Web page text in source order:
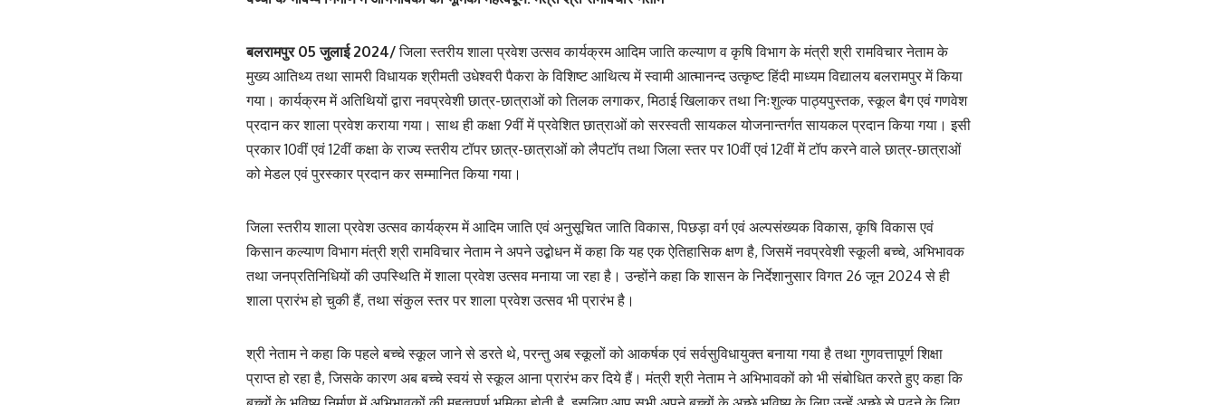
बलरामपुर 05 जुलाई 2024/जिला स्तरीय शाला प्रवेश उत्सव कार्यक्रम आदिम जाति कल्याण व कृषि विभाग के मंत्री श्री रामविचार नेताम के
मुख्य आतिथ्य तथा सामरी विधायक श्रीमती उधेश्वरी पैकरा के विशिष्ट आथित्य में स्वामी आत्मानन्द उत्कृष्ट हिंदी माध्यम विद्यालय बलरामपुर में किया
गया। कार्यक्रम में अतिथियों द्वारा नवप्रवेशी छात्र-छात्राओं को तिलक लगाकर, मिठाई खिलाकर तथा निःशुल्क पाठ्यपुस्तक, स्कूल बैग एवं गणवेश
प्रदान कर शाला प्रवेश कराया गया। साथ ही कक्षा 9वीं में प्रवेशित छात्राओं को सरस्वती सायकल योजनान्तर्गत सायकल प्रदान किया गया। इसी
प्रकार 10वीं एवं 12वीं कक्षा के राज्य स्तरीय टॉपर छात्र-छात्राओं को लैपटॉप तथा जिला स्तर पर 10वीं एवं 12वीं में टॉप करने वाले छात्र-छात्राओं
को मेडल एवं पुरस्कार प्रदान कर सम्मानित किया गया।
जिला स्तरीय शाला प्रवेश उत्सव कार्यक्रम में आदिम जाति एवं अनुसूचित जाति विकास, पिछड़ा वर्ग एवं अल्पसंख्यक विकास, कृषि विकास एवं
किसान कल्याण विभाग मंत्री श्री रामविचार नेताम ने अपने उद्बोधन में कहा कि यह एक ऐतिहासिक क्षण है, जिसमें नवप्रवेशी स्कूली बच्चे, अभिभावक
तथा जनप्रतिनिधियों की उपस्थिति में शाला प्रवेश उत्सव मनाया जा रहा है। उन्होंने कहा कि शासन के निर्देशानुसार विगत 26 जून 2024 से ही
शाला प्रारंभ हो चुकी हैं, तथा संकुल स्तर पर शाला प्रवेश उत्सव भी प्रारंभ है।
श्री नेताम ने कहा कि पहले बच्चे स्कूल जाने से डरते थे, परन्तु अब स्कूलों को आकर्षक एवं सर्वसुविधायुक्त बनाया गया है तथा गुणवत्तापूर्ण शिक्षा
प्राप्त हो रहा है, जिसके कारण अब बच्चे स्वयं से स्कूल आना प्रारंभ कर दिये हैं। मंत्री श्री नेताम ने अभिभावकों को भी संबोधित करते हुए कहा कि